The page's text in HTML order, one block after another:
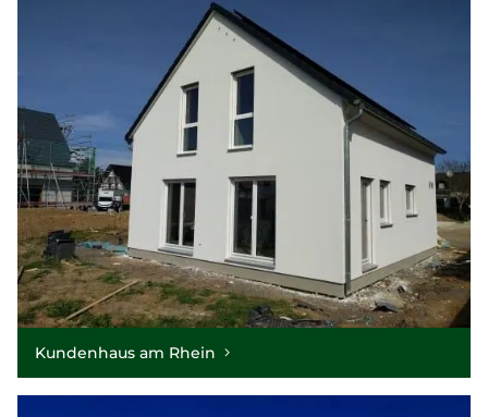
Kundenhaus am Rhein